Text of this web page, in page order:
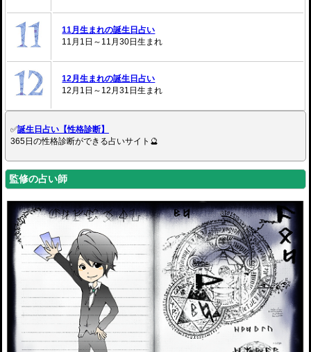
11月生まれの誕生日占い
11月1日～11月30日生まれ
12月生まれの誕生日占い
12月1日～12月31日生まれ
✅誕生日占い【性格診断】
365日の性格診断ができる占いサイト🔮
監修の占い師